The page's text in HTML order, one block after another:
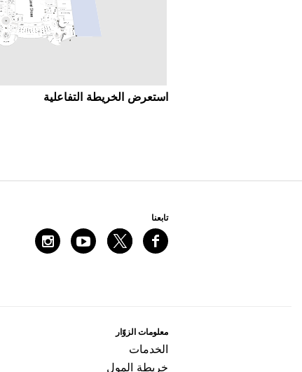
اﺳﺘﻌﺮﺽ اﻟﺨﺮﻳﻄﺔ اﻟﺘﻔﺎﻋﻠﻴﺔ
ﺗﺎﺑﻌﻨﺎ
ﻣﻌﻠﻮﻣﺎﺕ اﻟﺰﻭّاﺭ
اﻟﺨﺪﻣﺎﺕ
ﺧﺮﻳﻄﺔ اﻟﻤﻮﻝ